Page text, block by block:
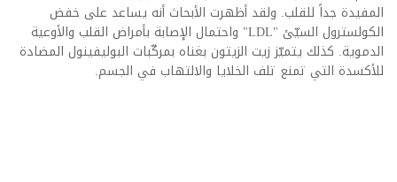
المفيدة جداً للقلب. ولقد أظهرت الأبحاث أنه يساعد على خفض
الكولسترول السيّئ "LDL" واحتمال الإصابة بأمراض القلب والأوعية
الدموية. كذلك يتميّز زيت الزيتون بغناه بمركّبات البوليفينول المضادة
للأكسدة التي تمنع تلف الخلايا والالتهاب في الجسم.